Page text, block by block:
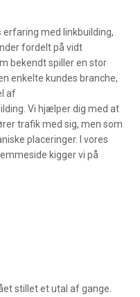
erfaring med linkbuilding,
fordelt på vidt
bekendt spiller en stor
enkelte kundes branche,
af
Vi hjælper dig med at
trafik med sig, men som
placeringer. I vores
kigger vi på
stillet et utal af gange.